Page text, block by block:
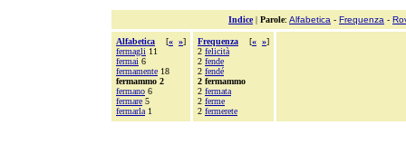
Indice| Parole: Alfabetica - Frequenza -
Alfabetica [« »]
fermagli 11
fermai 6
fermamente 18
fermammo 2
fermano 6
fermare 5
fermarla 1
Frequenza [« »]
2 felicità
2 fende
2 fendé
2 fermammo
2 fermata
2 ferme
2 fermerete